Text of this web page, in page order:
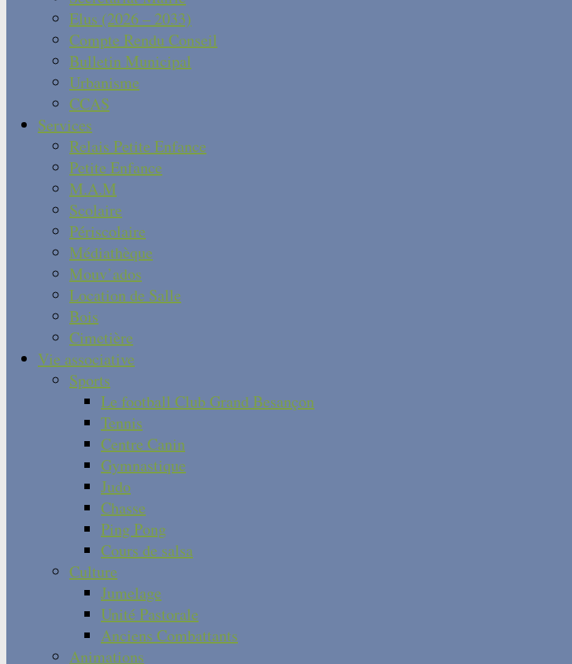
Elus (2026 – 2033)
Compte Rendu Conseil
Bulletin Municipal
Urbanisme
CCAS
Services
Relais Petite Enfance
Petite Enfance
M.A.M
Scolaire
Périscolaire
Médiathèque
Mouv’ados
Location de Salle
Bois
Cimetière
Vie associative
Sports
Le football Club Grand Besançon
Tennis
Centre Canin
Gymnastique
Judo
Chasse
Ping Pong
Cours de salsa
Culture
Jumelage
Unité Pastorale
Anciens Combattants
Animations